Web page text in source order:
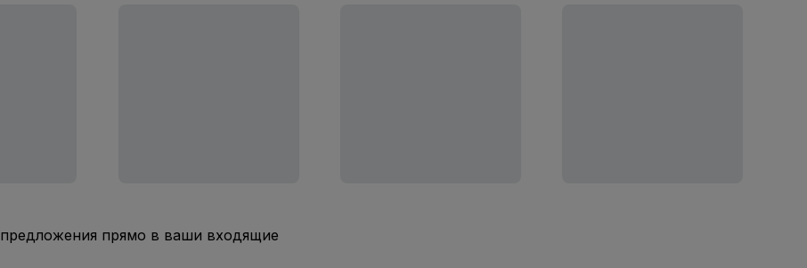
прямо в ваши входящие